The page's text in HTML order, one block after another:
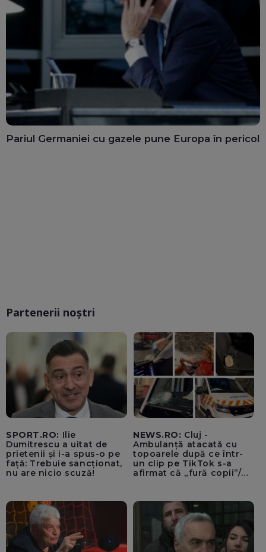
Pariul Germaniei cu gazele pune Europa în pericol
Partenerii noștri
SPORT.RO: Ilie
Dumitrescu a uitat de
prietenii și i-a spus-o pe
față: Trebuie sancționat,
nu are nicio scuză!
NEWS.RO: Cluj -
Ambulanță atacată cu
topoarele după ce într-
un clip pe TikTok s-a
afirmat că „fură copii”/
cioburile parbrizului
spart - FOTO, VIDEO